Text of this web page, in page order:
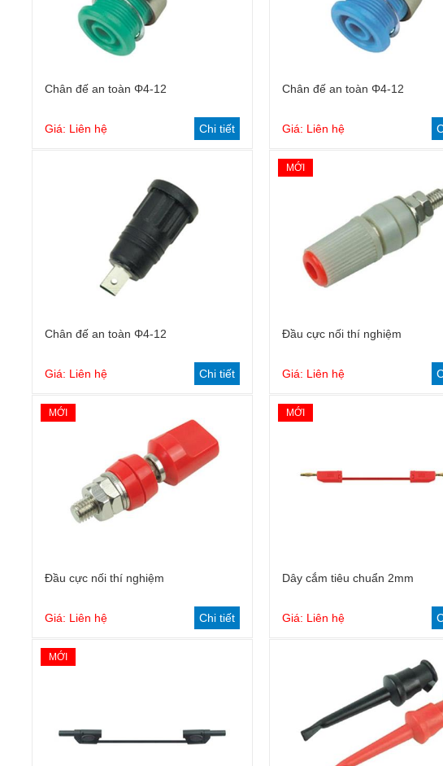
Chân đế an toàn Φ4-12
Giá: Liên hệ Chi tiết
Chân đế an toàn Φ4-12
Giá: Liên hệ
Chân đế an toàn Φ4-12
Giá: Liên hệ Chi tiết
MỚI
Đầu cực nối thí nghiệm
Giá: Liên hệ
MỚI
Đầu cực nối thí nghiệm
Giá: Liên hệ Chi tiết
MỚI
Dây cắm tiêu chuẩn 2mm
Giá: Liên hệ
MỚI